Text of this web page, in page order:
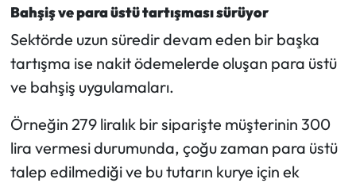
Bahşiş ve para üstü tartışması sürüyor
Sektörde uzun süredir devam eden bir başka
tartışma ise nakit ödemelerde oluşan para üstü
ve bahşiş uygulamaları.
Örneğin 279 liralık bir siparişte müşterinin 300
lira vermesi durumunda, çoğu zaman para üstü
talep edilmediği ve bu tutarın kurye için ek